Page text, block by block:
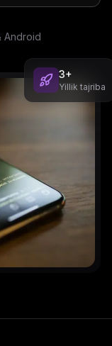
Android
3+
Yillik tajriba